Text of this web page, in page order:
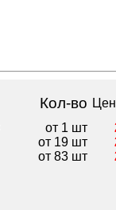
Кол-во
от 1 шт
от 19 шт
от 83 шт